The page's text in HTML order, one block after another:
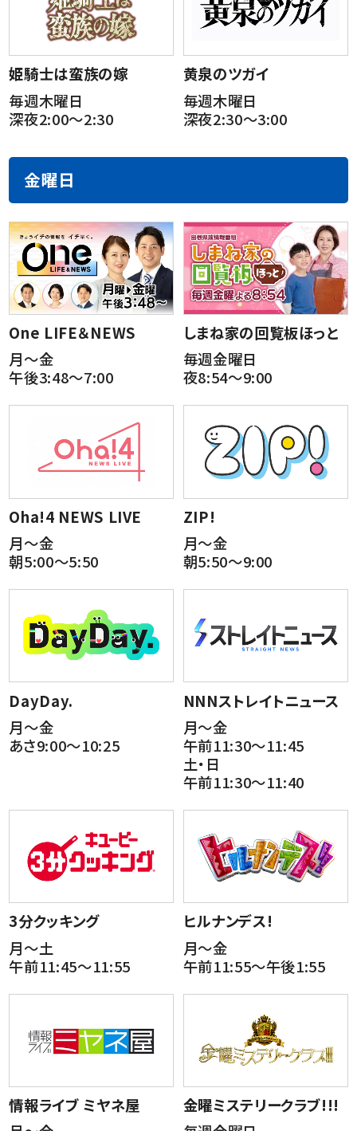
姫騎士は蛮族の嫁
毎週木曜日
深夜2:00～2:30
黄泉のツガイ
毎週木曜日
深夜2:30～3:00
金曜日
One LIFE＆NEWS
月～金
午後3:48～7:00
しまね家の回覧板ほっと
毎週金曜日
夜8:54～9:00
Oha!4 NEWS LIVE
月～金
朝5:00～5:50
ZIP!
月～金
朝5:50～9:00
DayDay.
月～金
あさ9:00～10:25
NNNストレイトニュース
月～金
午前11:30～11:45
土・日
午前11:30～11:40
3分クッキング
月～土
午前11:45～11:55
ヒルナンデス!
月～金
午前11:55～午後1:55
情報ライブ ミヤネ屋
金曜ミステリークラブ!!!